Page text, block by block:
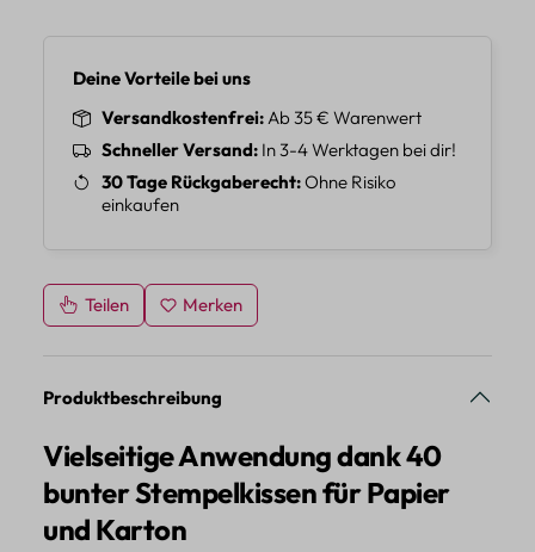
Deine Vorteile bei uns
Versandkostenfrei Ab 35 € Warenwert
Schneller Versand In 3-4 Werktagen bei dir!
30 Tage Rückgaberecht Ohne Risiko
einkaufen
Teilen Merken
Produktbeschreibung
Vielseitige Anwendung dank 40
bunter Stempelkissen für Papier
und Karton